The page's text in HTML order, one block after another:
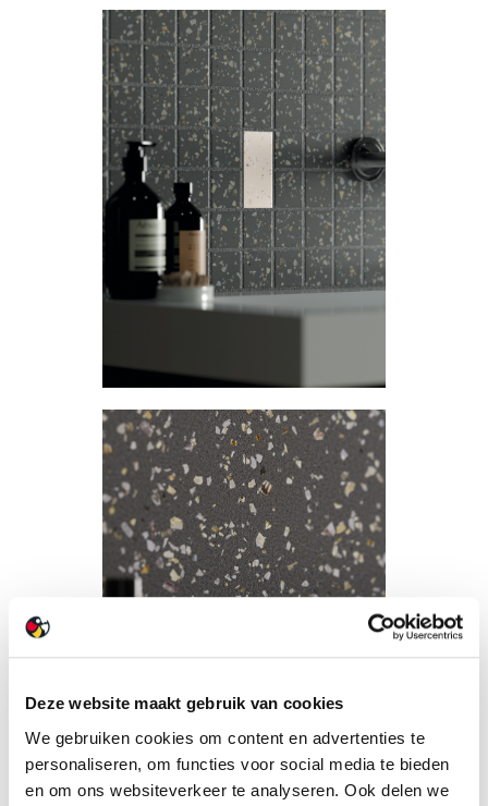
Deze website maakt gebruik van cookies
We gebruiken cookies om content en advertenties te
personaliseren, om functies voor social media te bieden
en om ons websiteverkeer te analyseren. Ook delen we